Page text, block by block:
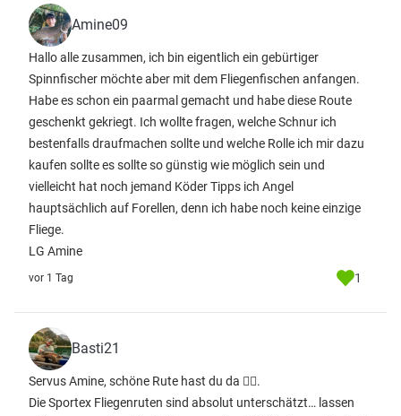
Amine09
Hallo alle zusammen, ich bin eigentlich ein gebürtiger
Spinnfischer möchte aber mit dem Fliegenfischen anfangen.
Habe es schon ein paarmal gemacht und habe diese Route
geschenkt gekriegt. Ich wollte fragen, welche Schnur ich
bestenfalls draufmachen sollte und welche Rolle ich mir dazu
kaufen sollte es sollte so günstig wie möglich sein und
vielleicht hat noch jemand Köder Tipps ich Angel
hauptsächlich auf Forellen, denn ich habe noch keine einzige
Fliege.
LG Amine
vor 1 Tag 1
Basti21
Servus Amine, schöne Rute hast du da 👍🏻.
Die Sportex Fliegenruten sind absolut unterschätzt… lassen